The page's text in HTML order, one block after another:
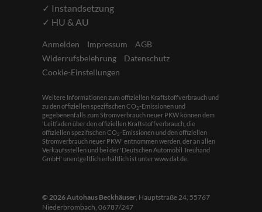
✓ Instandsetzung
✓ HU & AU
Anmelden Impressum
AGB
Widerrufsbelehrung
Datenschutz
Cookie-Einstellungen
Weitere Informationen zum offiziellen Kraftstoffverbrauch und
zu den offiziellen spezifischen CO2-Emissionen und
gegebenenfalls zum Stromverbrauch neuer PKW können dem
'Leitfaden über den offiziellen Kraftstoffverbrauch, die
offiziellen spezifischen CO2-Emissionen und den offiziellen
Stromverbrauch neuer PKW' entnommen werden, der an allen
Verkaufsstellen und bei der 'Deutschen Automobil Treuhand
GmbH' unentgeltlich erhältlich ist unter www.dat.de.
© 2026Autohaus Beckhäuser Hauptstraße 24 55767
Niederbrombach, 06787/247